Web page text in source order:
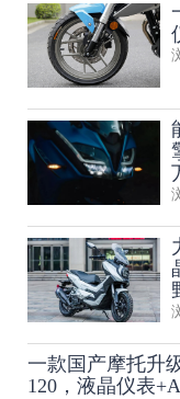
一款国产摩托升
120，液晶仪表